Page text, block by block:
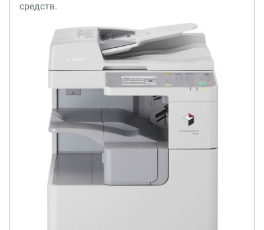
средств.